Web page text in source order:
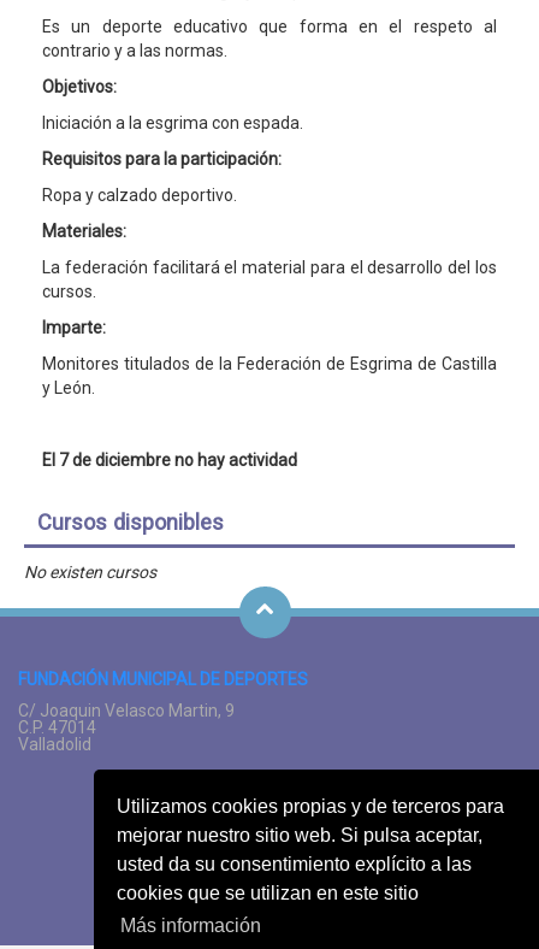
Utilizamos cookies propias y de terceros para
mejorar nuestro sitio web. Si pulsa aceptar,
usted da su consentimiento explícito a las
cookies que se utilizan en este sitio
Más información
Es un deporte educativo que forma en el respeto al
contrario y a las normas.
Objetivos:
Iniciación a la esgrima con espada.
Requisitos para la participación:
Ropa y calzado deportivo.
Materiales:
La federación facilitará el material para el desarrollo del los
cursos.
Imparte:
Monitores titulados de la Federación de Esgrima de Castilla
y León.
El 7 de diciembre no hay actividad
Cursos disponibles
No existen cursos
FUNDACIÓN MUNICIPAL DE DEPORTES
C/ Joaquin Velasco Martin, 9
C.P. 47014
Valladolid
MAPA WEB AVISO LEGAL
AYUDA
PREGUNTAS FRECUENTES
SUGERENCIAS